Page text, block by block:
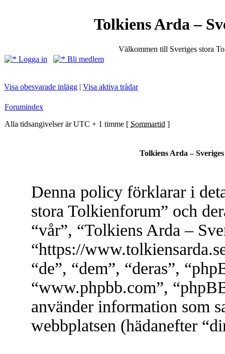
Tolkiens Arda –
Välkommen till Sveriges stora
Logga in
Bli medlem
Visa obesvarade inlägg | Visa aktiva trådar
Forumindex
Alla tidsangivelser är UTC + 1 timme [ Sommartid ]
Tolkiens Arda –
Denna policy förklarar i
stora Tolkienforum” och
“vår”, “Tolkiens Arda –
“https://
“de”, “dem”, “deras”,
“www.phpbb.com”,
använder information som
webbplatsen (hädanefter